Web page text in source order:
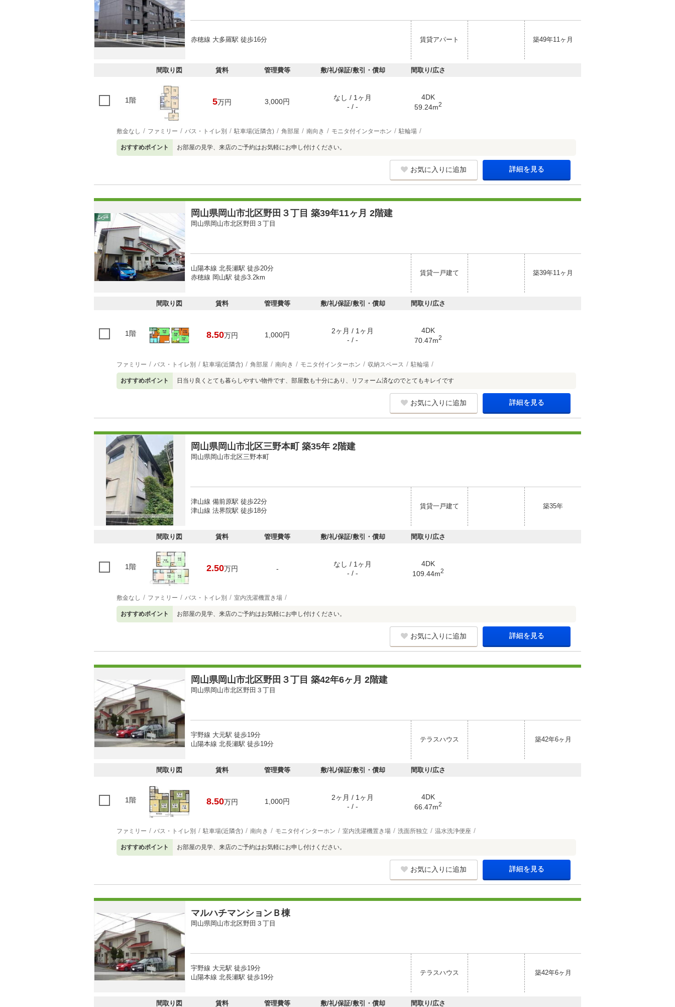
赤穂線 大多羅駅 徒歩16分 賃貸アパート 築49年11ヶ月
間取り図 賃料 管理費等 敷/礼/保証/敷引・償却 間取り/広さ
1階 5万円 3,000円
なし / 1ヶ月
- / -
4DK
59.24m2
敷金なし ファミリー バス・トイレ別 駐車場(近隣含) 角部屋 南向き モニタ付インターホン 駐輪場
おすすめポイント お部屋の見学、来店のご予約はお気軽にお申し付けください。
お気に入りに追加 詳細を見る
岡山県岡山市北区野田３丁目 築39年11ヶ月 2階建
岡山県岡山市北区野田３丁目
山陽本線 北長瀬駅 徒歩20分
赤穂線 岡山駅 徒歩3.2km
賃貸一戸建て 築39年11ヶ月
間取り図 賃料 管理費等 敷/礼/保証/敷引・償却 間取り/広さ
1階 8.50万円 1,000円
2ヶ月 / 1ヶ月
- / -
4DK
70.47m2
ファミリー バス・トイレ別 駐車場(近隣含) 角部屋 南向き モニタ付インターホン 収納スペース 駐輪場
おすすめポイント 日当り良くとても暮らしやすい物件です、部屋数も十分にあり、リフォーム済なのでとてもキレイです
お気に入りに追加 詳細を見る
岡山県岡山市北区三野本町 築35年 2階建
岡山県岡山市北区三野本町
津山線 備前原駅 徒歩22分
津山線 法界院駅 徒歩18分
賃貸一戸建て 築35年
間取り図 賃料 管理費等 敷/礼/保証/敷引・償却 間取り/広さ
1階 2.50万円 -
なし / 1ヶ月
- / -
4DK
109.44m2
敷金なし ファミリー バス・トイレ別 室内洗濯機置き場
おすすめポイント お部屋の見学、来店のご予約はお気軽にお申し付けください。
お気に入りに追加 詳細を見る
岡山県岡山市北区野田３丁目 築42年6ヶ月 2階建
岡山県岡山市北区野田３丁目
宇野線 大元駅 徒歩19分
山陽本線 北長瀬駅 徒歩19分
テラスハウス 築42年6ヶ月
間取り図 賃料 管理費等 敷/礼/保証/敷引・償却 間取り/広さ
1階 8.50万円 1,000円
2ヶ月 / 1ヶ月
- / -
4DK
66.47m2
ファミリー バス・トイレ別 駐車場(近隣含) 南向き モニタ付インターホン 室内洗濯機置き場 洗面所独立 温水洗浄便座
おすすめポイント お部屋の見学、来店のご予約はお気軽にお申し付けください。
お気に入りに追加 詳細を見る
マルハチマンションＢ棟
岡山県岡山市北区野田３丁目
宇野線 大元駅 徒歩19分
山陽本線 北長瀬駅 徒歩19分
テラスハウス 築42年6ヶ月
間取り図 賃料 管理費等 敷/礼/保証/敷引・償却 間取り/広さ